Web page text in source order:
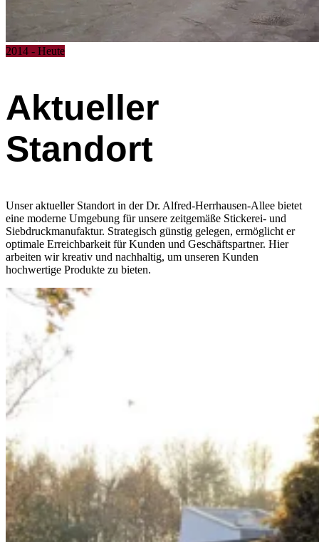
2014 - Heute
Aktueller
Standort
Unser aktueller Standort in der Dr. Alfred-Herrhausen-Allee bietet
eine moderne Umgebung für unsere zeitgemäße Stickerei- und
Siebdruckmanufaktur. Strategisch günstig gelegen, ermöglicht er
optimale Erreichbarkeit für Kunden und Geschäftspartner. Hier
arbeiten wir kreativ und nachhaltig, um unseren Kunden
hochwertige Produkte zu bieten.